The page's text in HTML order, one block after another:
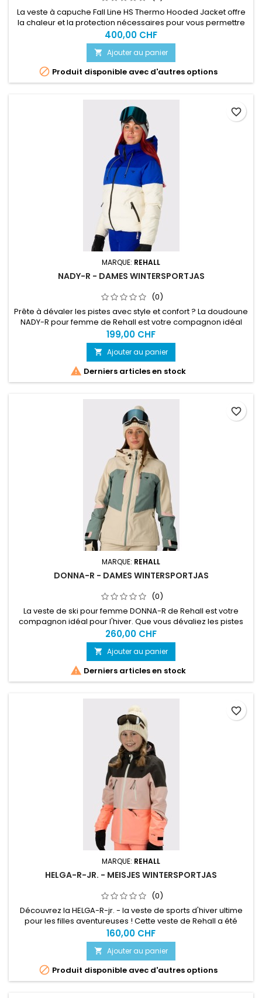
La veste à capuche Fall Line HS Thermo Hooded Jacket offre
la chaleur et la protection nécessaires pour vous permettre
de profiter pleinement de vos journées en freeride.
400,00 CHF
 Ajouter au panier
 Produit disponible avec d'autres options
MARQUE: REHALL
NADY-R - DAMES WINTERSPORTJAS
(0)
Prête à dévaler les pistes avec style et confort ? La doudoune
NADY-R pour femme de Rehall est votre compagnon idéal
pour un hiver plein d'aventures. Cette veste de sports d'hiver
courte allie fonctionnalité et design tendance, idéale pour le
ski, le snowboard ou simplement pour profiter de la neige.
Fabriquée à partir de polyester 100 % recyclé, cette...
199,00 CHF
 Ajouter au panier
 Derniers articles en stock
favorite_border
MARQUE: REHALL
DONNA-R - DAMES WINTERSPORTJAS
(0)
La veste de ski pour femme DONNA-R de Rehall est votre
compagnon idéal pour l'hiver. Que vous dévaliez les pistes
ou participiez à une bataille de boules de neige, cette veste
vous offre le mélange parfait entre style et fonctionnalité.
Avec sa coupe classique et son design tendance, cette
veste est un incontournable pour toutes les femmes
aventureuses...
260,00 CHF
 Ajouter au panier
 Derniers articles en stock
favorite_border
MARQUE: REHALL
HELGA-R-JR. - MEISJES WINTERSPORTJAS
(0)
Découvrez la HELGA-R-jr. - la veste de sports d'hiver ultime
pour les filles aventureuses ! Cette veste de Rehall a été
spécialement conçue pour les jeunes amateurs de sports
d'hiver qui veulent allier style et fonctionnalité. Que vous
dévaliez les pistes ou participiez à une bataille de boules de
neige, avec la HELGA-R-jr., vous êtes toujours prête pour...
160,00 CHF
 Ajouter au panier
 Produit disponible avec d'autres options
favorite_border